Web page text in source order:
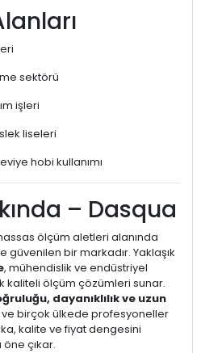
sektörü
işleri
liseleri
hobi kullanımı
– Dasqua
ölçüm aletleri alanında
güvenilen bir markadır. Yaklaşık
, mühendislik ve endüstriyel
kaliteli ölçüm çözümleri sunar.
dayanıklılık ve uzun
ve birçok ülkede profesyoneller
kalite ve fiyat dengesini
öne çıkar.